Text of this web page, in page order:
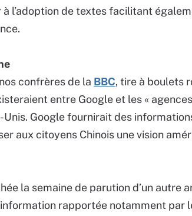
l’adoption de textes facilitant
confrères de la BBC, tire à boulets
entre Google et les «
Google fournirait des
aux citoyens Chinois une vision
la semaine de parution d’un autre
rapportée notamment par